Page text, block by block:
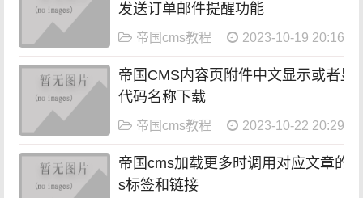
发送订单邮件提醒功能
帝国cms教程 2023-10-19 20:16:14
帝国CMS内容页附件中文显示或者显
代码名称下载
帝国cms教程 2023-10-22 20:29:05
帝国cms加载更多时调用对应文章的
s标签和链接